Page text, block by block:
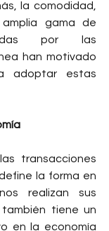
la comodidad,
gama de
por las
han motivado
adoptar estas
transacciones
la forma en
realizan sus
tiene un
en la economía